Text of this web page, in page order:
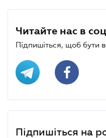
Читайте нас в
Підпишіться, щоб бути
Підпишіться на